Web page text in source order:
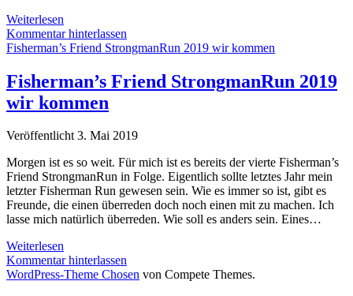
Weiterlesen
Friend
StrongmanRun
Kommentar hinterlassen
Fisherman’s Friend StrongmanRun 2019 wir kommen
Fisherman’s Friend StrongmanRun 2019
wir kommen
Veröffentlicht 3. Mai 2019
Morgen ist es so weit. Für mich ist es bereits der vierte Fisherman’s
Friend StrongmanRun in Folge. Eigentlich sollte letztes Jahr mein
letzter Fisherman Run gewesen sein. Wie es immer so ist, gibt es
Freunde, die einen überreden doch noch einen mit zu machen. Ich
lasse mich natürlich überreden. Wie soll es anders sein. Eines…
Weiterlesen
Friend
StrongmanRun
Kommentar hinterlassen
WordPress-Theme Chosen von Compete Themes.